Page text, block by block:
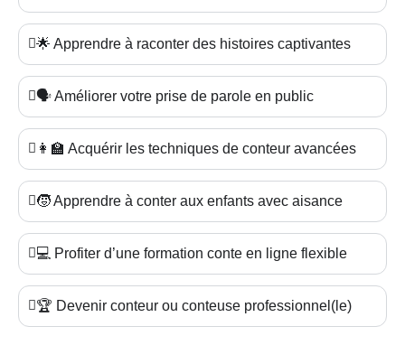
🌟 Apprendre à raconter des histoires captivantes
🗣️ Améliorer votre prise de parole en public
👩‍🏫 Acquérir les techniques de conteur avancées
🧒 Apprendre à conter aux enfants avec aisance
💻 Profiter d’une formation conte en ligne flexible
🏆 Devenir conteur ou conteuse professionnel(le)